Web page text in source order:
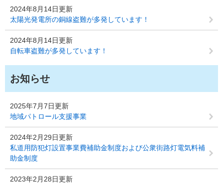
2024年8月14日更新
太陽光発電所の銅線盗難が多発しています！
2024年8月14日更新
自転車盗難が多発しています！
お知らせ
2025年7月7日更新
地域パトロール支援事業
2024年2月29日更新
私道用防犯灯設置事業費補助金制度および公衆街路灯電気料補
助金制度
2023年2月28日更新